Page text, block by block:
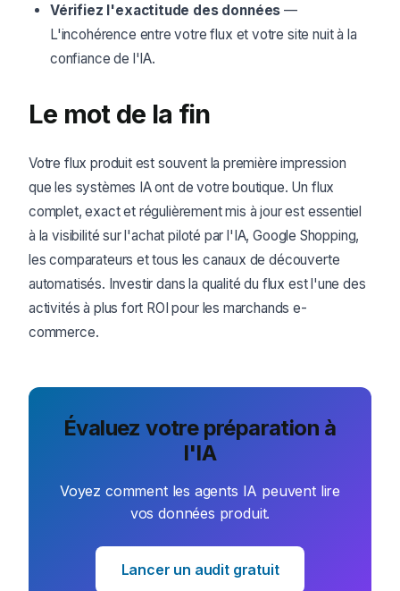
Vérifiez l'exactitude des données —
L'incohérence entre votre flux et votre site nuit à la
confiance de l'IA.
Le mot de la fin
Votre flux produit est souvent la première impression
que les systèmes IA ont de votre boutique. Un flux
complet, exact et régulièrement mis à jour est essentiel
à la visibilité sur l'achat piloté par l'IA, Google Shopping,
les comparateurs et tous les canaux de découverte
automatisés. Investir dans la qualité du flux est l'une des
activités à plus fort ROI pour les marchands e-
commerce.
Évaluez votre préparation à
l'IA
Voyez comment les agents IA peuvent lire
vos données produit.
Lancer un audit gratuit